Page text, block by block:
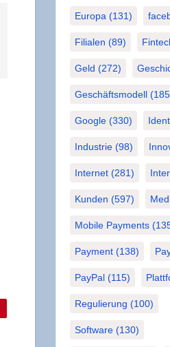
Europa (131)
Filialen (89)
Geld (272)
Geschäftsmodell
Google(330)
Industrie(98)
Internet(281)
Kunden (597)
Mobile Payments
Payment(138)
PayPal(115)
Regulierung (100)
Software(130)